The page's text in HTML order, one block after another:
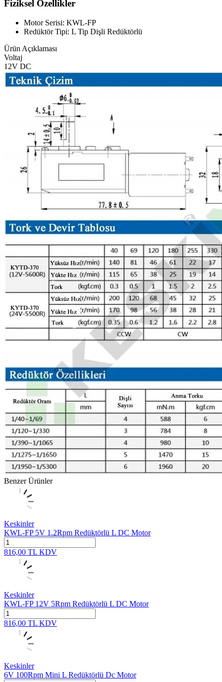
Fiziksel Özellikler
Motor Serisi: KWL-FP
Redüktör Tipi: L Tip Dişli Redüktörlü
Ürün Açıklaması
Voltaj
12V DC
Benzer Ürünler
Keskinler
KWL-FP 5V 1.2Rpm Redüktörlü L DC Motor
816,00 TL KDV
Keskinler
KWL-FP 12V 5Rpm Redüktörlü L DC Motor
816,00 TL KDV
Keskinler
6V 100Rpm Mini L Redüktörlü Dc Motor